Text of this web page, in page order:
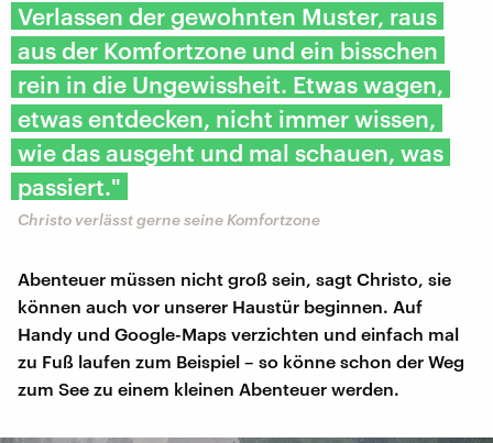
Verlassen der gewohnten Muster, raus
aus der Komfortzone und ein bisschen
rein in die Ungewissheit. Etwas wagen,
etwas entdecken, nicht immer wissen,
wie das ausgeht und mal schauen, was
passiert."
Christo verlässt gerne seine Komfortzone
Abenteuer müssen nicht groß sein, sagt Christo, sie
können auch vor unserer Haustür beginnen. Auf
Handy und Google-Maps verzichten und einfach mal
zu Fuß laufen zum Beispiel – so könne schon der Weg
zum See zu einem kleinen Abenteuer werden.